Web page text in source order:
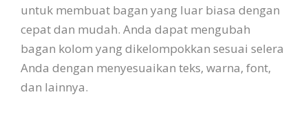
untuk membuat bagan yang luar biasa dengan
cepat dan mudah. Anda dapat mengubah
bagan kolom yang dikelompokkan sesuai selera
Anda dengan menyesuaikan teks, warna, font,
dan lainnya.